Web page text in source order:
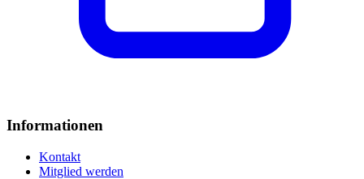
Informationen
Kontakt
Mitglied werden